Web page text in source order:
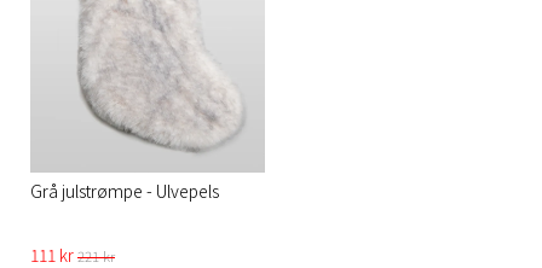
Grå julstrømpe - Ulvepels
111 kr221 kr